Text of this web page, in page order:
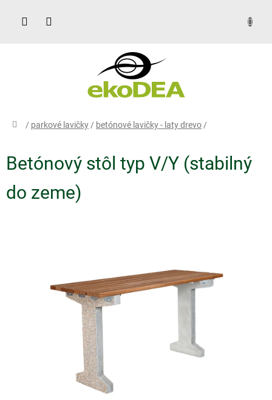
obsah
DOPYT
domov
/ parkové lavičky / betónové lavičky - laty drevo /
Betónový stôl typ V/Y (stabilný
do zeme)